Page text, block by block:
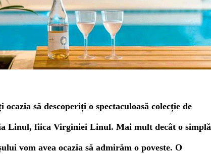
ocazia să descoperiți o spectaculoasă colecție de
Linul, fiica Virginiei Linul. Mai mult decât o simplă
vom avea ocazia să admirăm o poveste. O